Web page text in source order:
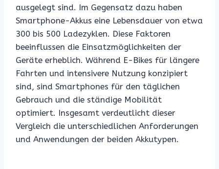
ausgelegt sind. Im Gegensatz dazu haben
Smartphone-Akkus eine Lebensdauer von etwa
300 bis 500 Ladezyklen. Diese Faktoren
beeinflussen die Einsatzmöglichkeiten der
Geräte erheblich. Während E-Bikes für längere
Fahrten und intensivere Nutzung konzipiert
sind, sind Smartphones für den täglichen
Gebrauch und die ständige Mobilität
optimiert. Insgesamt verdeutlicht dieser
Vergleich die unterschiedlichen Anforderungen
und Anwendungen der beiden Akkutypen.